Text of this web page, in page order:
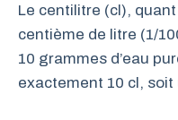
Le centilitre (cl),
centième de litre (1/
10 grammes d’eau
exactement 10 cl,